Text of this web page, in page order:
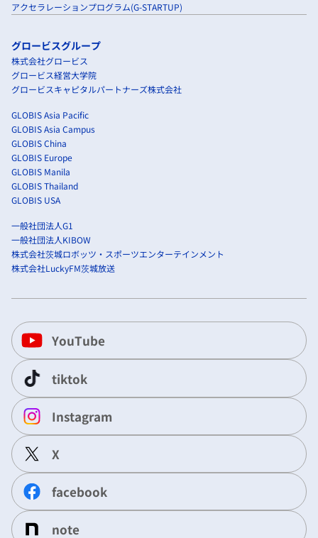
アクセラレーションプログラム(G-STARTUP)
グロービスグループ
株式会社グロービス
グロービス経営大学院
グロービスキャピタルパートナーズ株式会社
GLOBIS Asia Pacific
GLOBIS Asia Campus
GLOBIS China
GLOBIS Europe
GLOBIS Manila
GLOBIS Thailand
GLOBIS USA
一般社団法人G1
一般社団法人KIBOW
株式会社茨城ロボッツ・スポーツエンターテインメント
株式会社LuckyFM茨城放送
YouTube
tiktok
Instagram
X
facebook
note